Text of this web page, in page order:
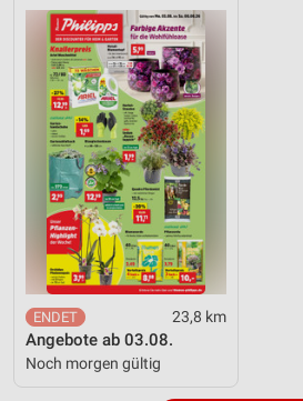
23,8 km
Angebote ab 03.08.
Noch morgen gültig